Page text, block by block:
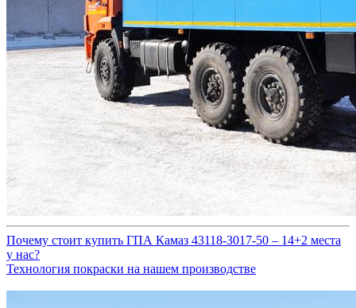
Почему стоит купить ГПА Камаз 43118-3017-50 – 14+2 места
у нас?
Технология покраски на нашем производстве